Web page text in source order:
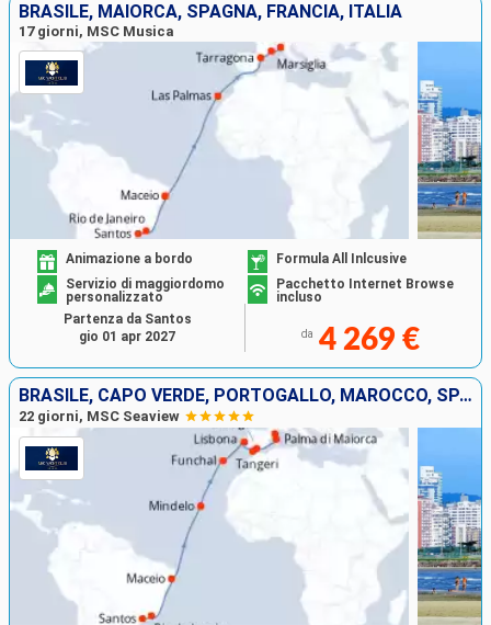
BRASILE, MAIORCA, SPAGNA, FRANCIA, ITALIA
17 giorni, MSC Musica
Animazione a bordo
Formula All Inlcusive
Servizio di maggiordomo
personalizzato
Pacchetto Internet Browse
incluso
da 4 269 €
Partenza da Santos
gio 01 apr 2027
BRASILE, CAPO VERDE, PORTOGALLO, MAROCCO, SPAGNA, MAIORCA
22 giorni, MSC Seaview